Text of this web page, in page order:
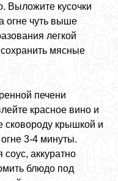
Выложите кусочки
огне чуть выше
легкой
мясные
печени
красное вино и
сковороду крышкой и
3-4 минуты.
аккуратно
блюдо под